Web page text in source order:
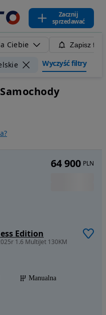
Zacznij
sprzedawać
Ciebie Zapisz
Wyczyść filtry
Edition
1.6 MultiJet 130KM
Manualna
64 900 PLN